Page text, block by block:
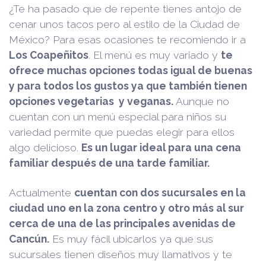
¿Te ha pasado que de repente tienes antojo de
cenar unos tacos pero al estilo de la Ciudad de
México? Para esas ocasiones te recomiendo ir a
Los Coapeñitos . El menú es muy variado y te
ofrece muchas opciones todas igual de buenas
y para todos los gustos ya que también tienen
opciones vegetarias y veganas. Aunque no
cuentan con un menú especial para niños su
variedad permite que puedas elegir para ellos
algo delicioso. Es un lugar ideal para una cena
familiar después de una tarde familiar.
Actualmente cuentan con dos sucursales en la
ciudad uno en la zona centro y otro más al sur
cerca de una de las principales avenidas de
Cancún. Es muy fácil ubicarlos ya que sus
sucursales tienen diseños muy llamativos y te